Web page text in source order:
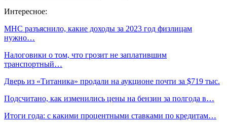
Интересное:
МНС разъяснило, какие доходы за 2023 год физлицам
нужно…
Налоговики о том, что грозит не заплатившим
транспортный…
Дверь из «Титаника» продали на аукционе почти за $719 тыс.
Подсчитано, как изменились цены на бензин за полгода в…
Итоги года: с какими процентными ставками по кредитам…